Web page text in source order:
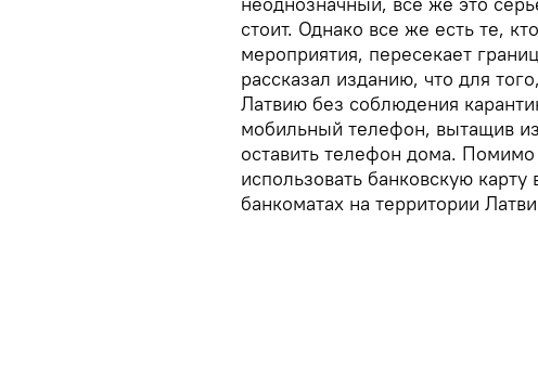
стоит. Однако все же есть те,
мероприятия, пересекает
рассказал изданию, что для
Латвию без соблюдения
мобильный телефон, вытащив
оставить телефон дома.
использовать банковскую
банкоматах на территории